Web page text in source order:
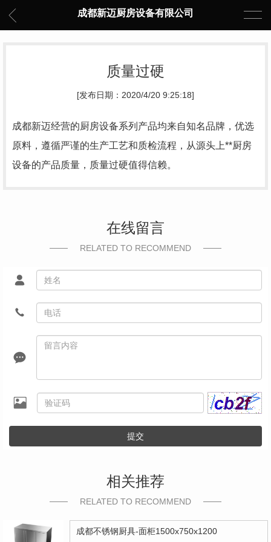
成都新迈厨房设备有限公司
质量过硬
[发布日期：2020/4/20 9:25:18]
成都新迈经营的厨房设备系列产品均来自知名品牌，优选
原料，遵循严谨的生产工艺和质检流程，从源头上**厨房
设备的产品质量，质量过硬值得信赖。
在线留言
RELATED TO RECOMMEND
提交
相关推荐
RELATED TO RECOMMEND
成都不锈钢厨具-面柜1500x750x1200